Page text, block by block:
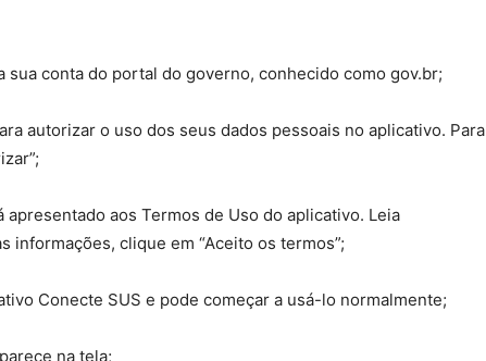
sua conta do portal do governo, conhecido como gov.br;
autorizar o uso dos seus dados pessoais no aplicativo. Para
aos Termos de Uso do aplicativo. Leia
informações, clique em “Aceito os termos”;
Conecte SUS e pode começar a usá-lo normalmente;
na tela;